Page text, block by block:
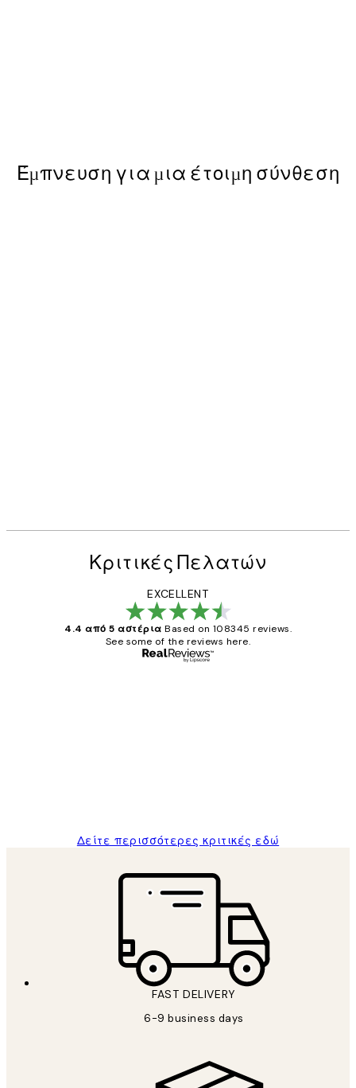
Έμπνευση για μια έτοιμη σύνθεση
Κριτικές Πελατών
EXCELLENT
4.4 από 5 αστέρια Based on 108345 reviews.
See some of the reviews here.
Δείτε περισσότερες κριτικές εδώ
FAST DELIVERY
6-9 business days